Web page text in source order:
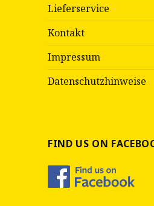
Lieferservice
Kontakt
Impressum
Datenschutzhinweise
FIND US ON